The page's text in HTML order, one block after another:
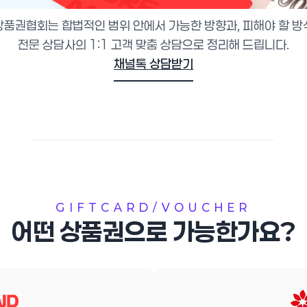
품권협회는 합법적인 범위 안에서 가능한 방향과, 피해야 할 방
전문 상담사의 1:1 고객 맞춤 상담으로 정리해 드립니다.
채널톡 상담받기
GIFTCARD/VOUCHER
어떤 상품권으로 가능한가요?